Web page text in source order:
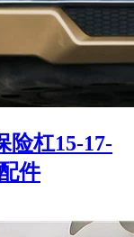
险杠15-17-
件